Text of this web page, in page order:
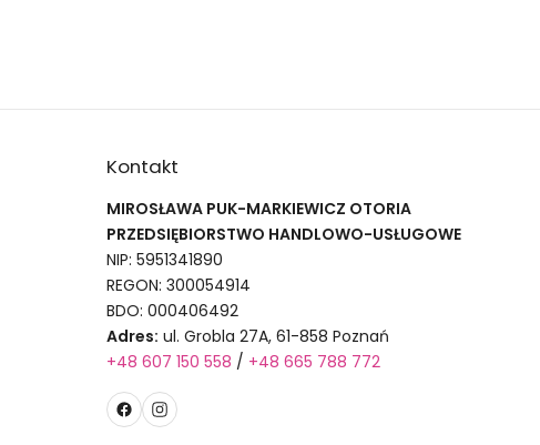
Kontakt
MIROSŁAWA PUK-MARKIEWICZ OTORIA
PRZEDSIĘBIORSTWO HANDLOWO-USŁUGOWE
NIP: 5951341890
REGON: 300054914
BDO: 000406492
Adres: ul. Grobla 27A, 61-858 Poznań
+48 607 150 558 / +48 665 788 772